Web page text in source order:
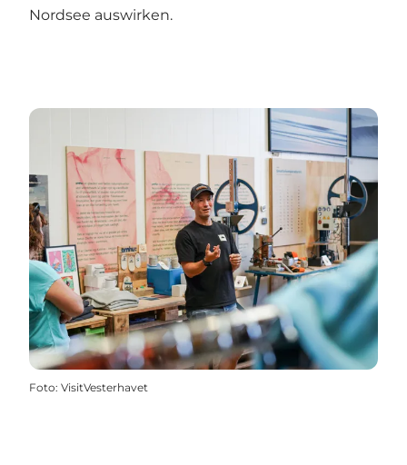
Nordsee auswirken.
Foto: VisitVesterhavet